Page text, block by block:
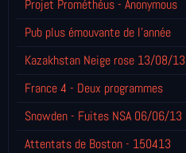
Projet Prométhéus - Anonymous
Pub plus émouvante de l'année
Kazakhstan Neige rose 13/08/13
France 4 - Deux programmes
Snowden - Fuites NSA 06/06/13
Attentats de Boston - 150413